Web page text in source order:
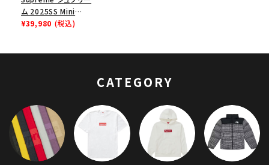
ム 2025SS Mini
Mesh Duffle Bag ミ
¥39,980 (税込)
CATEGORY